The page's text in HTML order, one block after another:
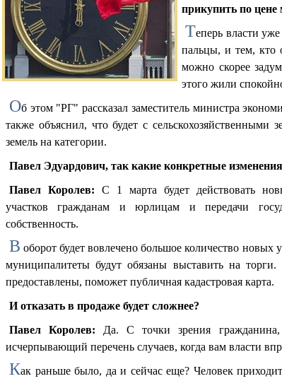
прикупить по
Теперь власти
пальцы, и тем, кто
можно скорее
этого жили
Об этом "РГ" рассказал заместитель министра
также объяснил, что будет с
земель на категории.
Павел Эдуардович, так какие конкретные
Павел Королев: С 1 марта будет действовать
участков гражданам и юрлицам и передачи
собственность.
В оборот будет вовлечено большое количество новых
муниципалитеты будут обязаны выставить на
предоставлены, поможет публичная кадастровая карта.
И отказать в продаже будет сложнее?
Павел Королев: Да. С точки зрения гражданина,
исчерпывающий перечень случаев, когда вам власти
Как раньше было, да и сейчас еще? Человек